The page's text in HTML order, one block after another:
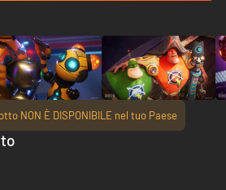
NON È DISPONIBILE nel tuo Paese